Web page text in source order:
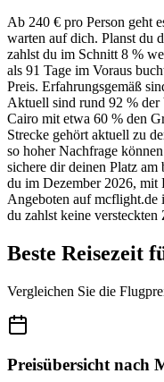
Ab 240 € pro Person geht
warten auf dich. Planst du
zahlst du im Schnitt 8 %
als 91 Tage im Voraus
Preis. Erfahrungsgemäß
Aktuell sind rund 92 %
Cairo mit etwa 60 % den
Strecke gehört aktuell zu
so hoher Nachfrage
sichere dir deinen Platz
du im Dezember 2026, mit
Angeboten auf mcflight.de
du zahlst keine versteckten
Beste Reisezeit
Vergleichen Sie die
Preisübersicht nach